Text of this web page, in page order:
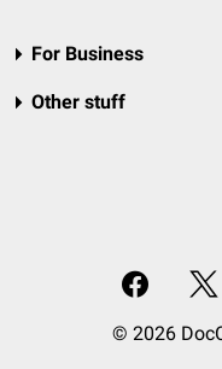
For Business
Other stuff
© 2026